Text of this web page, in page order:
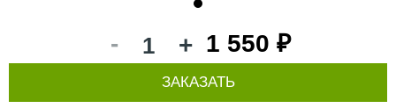
- + 1 550 ₽
ЗАКАЗАТЬ